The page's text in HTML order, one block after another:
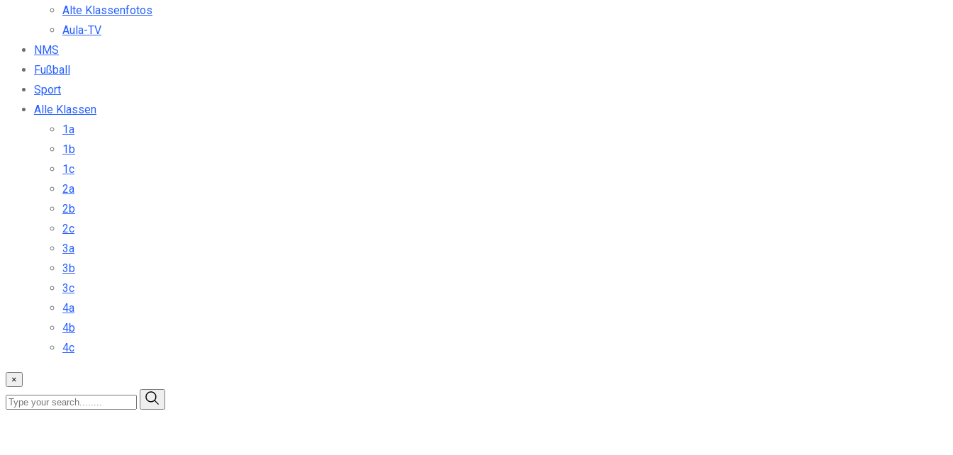
Alte Klassenfotos
Aula-TV
NMS
Fußball
Sport
Alle Klassen
1a
1b
1c
2a
2b
2c
3a
3b
3c
4a
4b
4c
×